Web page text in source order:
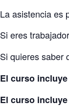
La asistencia es
Si eres
Si quieres saber
El curso
El curso